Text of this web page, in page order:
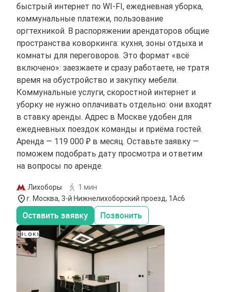
быстрый интернет по WI-FI, ежедневная уборка,
коммунальные платежи, пользование
оргтехникой. В распоряжении арендаторов общие
пространства коворкинга: кухня, зоны отдыха и
комнаты для переговоров. Это формат «всё
включено»: заезжаете и сразу работаете, не тратя
время на обустройство и закупку мебели.
Коммунальные услуги, скоростной интернет и
уборку не нужно оплачивать отдельно: они входят
в ставку аренды. Адрес в Москве удобен для
ежедневных поездок команды и приёма гостей.
Аренда — 119 000 ₽ в месяц. Оставьте заявку —
поможем подобрать дату просмотра и ответим
на вопросы по аренде.
Лихоборы
1 мин
г. Москва, 3-й Нижнелихоборский проезд, 1Ас6
Оставить заявку Позвонить